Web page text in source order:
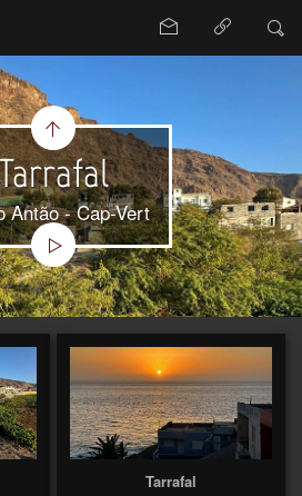
Antão - Cap-Vert
Tarrafal